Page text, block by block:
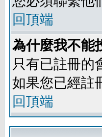
回頂端
為什麼我不能
只有已註冊的
如果您已經註
回頂端